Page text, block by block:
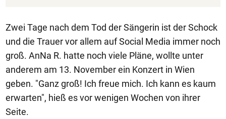
Zwei Tage nach dem Tod der Sängerin ist der Schock
und die Trauer vor allem auf Social Media immer noch
groß. AnNa R. hatte noch viele Pläne, wollte unter
anderem am 13. November ein Konzert in Wien
geben. "Ganz groß! Ich freue mich. Ich kann es kaum
erwarten", hieß es vor wenigen Wochen von ihrer
Seite.